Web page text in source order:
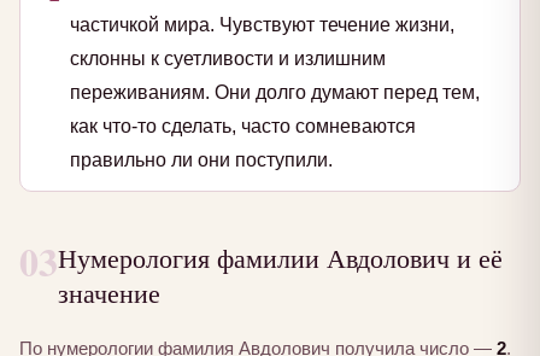
частичкой мира. Чувствуют течение жизни,
склонны к суетливости и излишним
переживаниям. Они долго думают перед тем,
как что-то сделать, часто сомневаются
правильно ли они поступили.
03Нумерология фамилии Авдолович и её
значение
По нумерологии фамилия Авдолович получила число — 2.